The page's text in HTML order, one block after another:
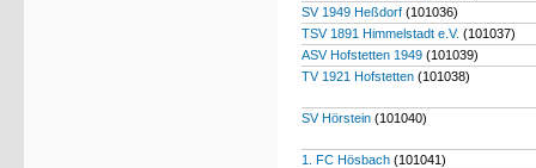
SV 1949 Heßdorf (101036)
TSV 1891 Himmelstadt e.V. (101037)
ASV Hofstetten 1949 (101039)
TV 1921 Hofstetten (101038)
SV Hörstein (101040)
1. FC Hösbach (101041)